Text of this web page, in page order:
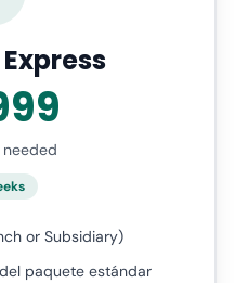
or Subsidiary)
paquete estándar